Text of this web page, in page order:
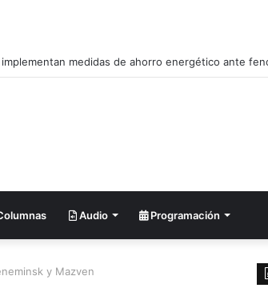
Audio Programación
y Mazven